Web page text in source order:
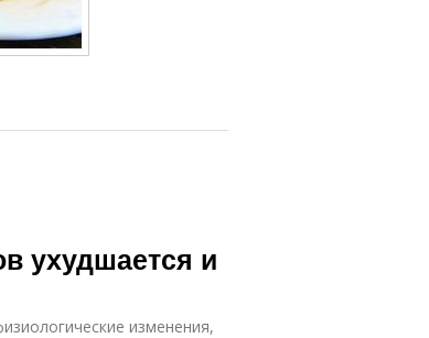
ухудшается и
изменения,